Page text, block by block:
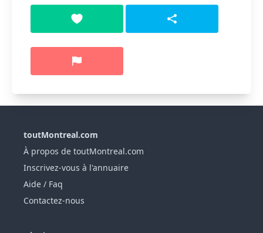
toutMontreal.com
À propos de toutMontreal.com
Inscrivez-vous à l'annuaire
Aide / Faq
Contactez-nous